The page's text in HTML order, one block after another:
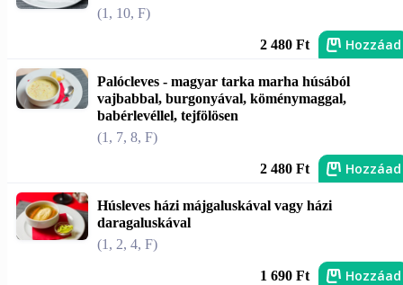
(1, 10, F)
2 480 Ft Hozzáad
Palócleves - magyar tarka marha húsából
vajbabbal, burgonyával, köménymaggal,
babérlevéllel, tejfölösen
(1, 7, 8, F)
2 480 Ft Hozzáad
Húsleves házi májgaluskával vagy házi
daragaluskával
(1, 2, 4, F)
1 690 Ft Hozzáad